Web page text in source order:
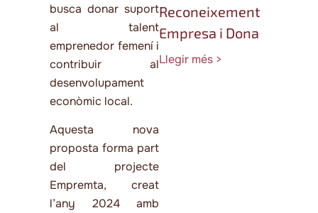
busca donar suport
al talent
emprenedor femení i
contribuir al
desenvolupament
econòmic local.
Aquesta nova
proposta forma part
del projecte
Empremta, creat
l’any 2024 amb
Reconeixement
Empresa i Dona
Llegir més >